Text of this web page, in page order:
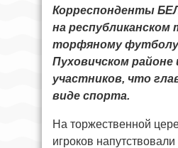
Корреспонденты
на республиканском
торфяному
Пуховичском районе
участников, что
виде спорта.
На торжественной
игроков